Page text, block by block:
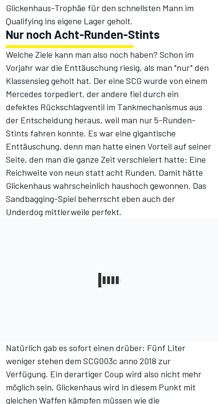
Glickenhaus-Trophäe für den schnellsten Mann im
Qualifying ins eigene Lager geholt.
Nur noch Acht-Runden-Stints
Welche Ziele kann man also noch haben? Schon im
Vorjahr war die Enttäuschung riesig, als man "nur" den
Klassensieg geholt hat. Der eine SCG wurde von einem
Mercedes torpediert, der andere fiel durch ein
defektes Rückschlagventil im Tankmechanismus aus
der Entscheidung heraus, weil man nur 5-Runden-
Stints fahren konnte. Es war eine gigantische
Enttäuschung, denn man hatte einen Vorteil auf seiner
Seite, den man die ganze Zeit verschleiert hatte: Eine
Reichweite von neun statt acht Runden. Damit hätte
Glickenhaus wahrscheinlich haushoch gewonnen. Das
Sandbagging-Spiel beherrscht eben auch der
Underdog mittlerweile perfekt.
Natürlich gab es sofort einen drüber: Fünf Liter
weniger stehen dem SCG003c anno 2018 zur
Verfügung. Ein derartiger Coup wird also nicht mehr
möglich sein, Glickenhaus wird in diesem Punkt mit
gleichen Waffen kämpfen müssen wie die